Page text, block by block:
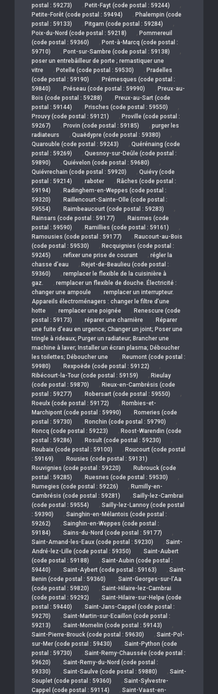
postal : 59273)
, Petit-Fayt (code postal : 59244) ,
Petite-Forêt (code postal : 59494) , Phalempin (code
postal : 59133)
, Pitgam (code postal : 59284) ,
Poix-du-Nord (code postal : 59218) , Pommereuil
(code postal : 59360)
, Pont-à-Marcq (code postal :
59710)
, Pont-sur-Sambre (code postal : 59138) ,
poser un entrebâilleur de porte ; remastiquer une
vitre
, Potelle (code postal : 59530) , Pradelles
(code postal : 59190)
, Prémesques (code postal :
59840)
, Préseau (code postal : 59990) , Preux-au-
Bois (code postal : 59288)
, Preux-au-Sart (code
postal : 59144)
, Prisches (code postal : 59550) ,
Prouvy (code postal : 59121) , Proville (code postal :
59267)
, Provin (code postal : 59185) , purger les
radiateurs
, Quaëdypre (code postal : 59380) ,
Quarouble (code postal : 59243) , Quérénaing (code
postal : 59269)
, Quesnoy-sur-Deûle (code postal :
59890)
, Quiévelon (code postal : 59680) ,
Quiévrechain (code postal : 59920) , Quiévy (code
postal : 59214)
, raboter , Râches (code postal :
59194)
, Radinghem-en-Weppes (code postal :
59320)
, Raillencourt-Sainte-Olle (code postal :
59554)
, Raimbeaucourt (code postal : 59283) ,
Rainsars (code postal : 59177) , Raismes (code
postal : 59590)
, Ramillies (code postal : 59161) ,
Ramousies (code postal : 59177) , Raucourt-au-Bois
(code postal : 59530)
, Recquignies (code postal :
59245)
, refixer une prise de courant , régler la
chasse d’eau
, Rejet-de-Beaulieu (code postal :
59360)
, remplacer le flexible de la cuisinière à
gaz.
, remplacer un flexible de douche. Électricité :
changer une ampoule
, remplacer un interrupteur.
Appareils électroménagers : changer le filtre d’une
hotte
, remplacer une poignée , Renescure (code
postal : 59173)
, réparer une charnière , Réparer
une fuite d'eau en urgence; Changer un joint; Poser une
tringle à rideaux; Purger un radiateur; Brancher une
machine à laver; Installer un écran plasma; Déboucher
les toilettes; Déboucher une
, Reumont (code postal :
59980)
, Rexpoëde (code postal : 59122) ,
Ribécourt-la-Tour (code postal : 59159) , Rieulay
(code postal : 59870)
, Rieux-en-Cambrésis (code
postal : 59277)
, Robersart (code postal : 59550) ,
Roeulx (code postal : 59172) , Rombies-et-
Marchipont (code postal : 59990)
, Romeries (code
postal : 59730)
, Ronchin (code postal : 59790) ,
Roncq (code postal : 59223) , Roost-Warendin (code
postal : 59286)
, Rosult (code postal : 59230) ,
Roubaix (code postal : 59100) , Roucourt (code postal
: 59169)
, Rousies (code postal : 59131) ,
Rouvignies (code postal : 59220) , Rubrouck (code
postal : 59285)
, Ruesnes (code postal : 59530) ,
Rumegies (code postal : 59226) , Rumilly-en-
Cambrésis (code postal : 59281)
, Sailly-lez-Cambrai
(code postal : 59554)
, Sailly-lez-Lannoy (code postal
: 59390)
, Sainghin-en-Mélantois (code postal :
59262)
, Sainghin-en-Weppes (code postal :
59184)
, Sains-du-Nord (code postal : 59177) ,
Saint-Amand-les-Eaux (code postal : 59230) , Saint-
André-lez-Lille (code postal : 59350)
, Saint-Aubert
(code postal : 59188)
, Saint-Aubin (code postal :
59440)
, Saint-Aybert (code postal : 59163) , Saint-
Benin (code postal : 59360)
, Saint-Georges-sur-l'Aa
(code postal : 59820)
, Saint-Hilaire-lez-Cambrai
(code postal : 59292)
, Saint-Hilaire-sur-Helpe (code
postal : 59440)
, Saint-Jans-Cappel (code postal :
59270)
, Saint-Martin-sur-Ecaillon (code postal :
59213)
, Saint-Momelin (code postal : 59143) ,
Saint-Pierre-Brouck (code postal : 59630) , Saint-Pol-
sur-Mer (code postal : 59430)
, Saint-Python (code
postal : 59730)
, Saint-Remy-Chaussée (code postal :
59620)
, Saint-Remy-du-Nord (code postal :
59330)
, Saint-Saulve (code postal : 59880) , Saint-
Souplet (code postal : 59360)
, Saint-Sylvestre-
Cappel (code postal : 59114)
, Saint-Vaast-en-